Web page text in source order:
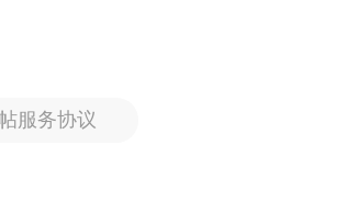
服务协议